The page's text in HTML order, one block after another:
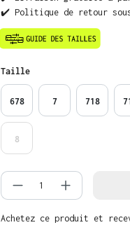
✔️ Politique de retour
Sélectionnez
Taille
678 7 718
8
Quantité de
Achetez ce produit et